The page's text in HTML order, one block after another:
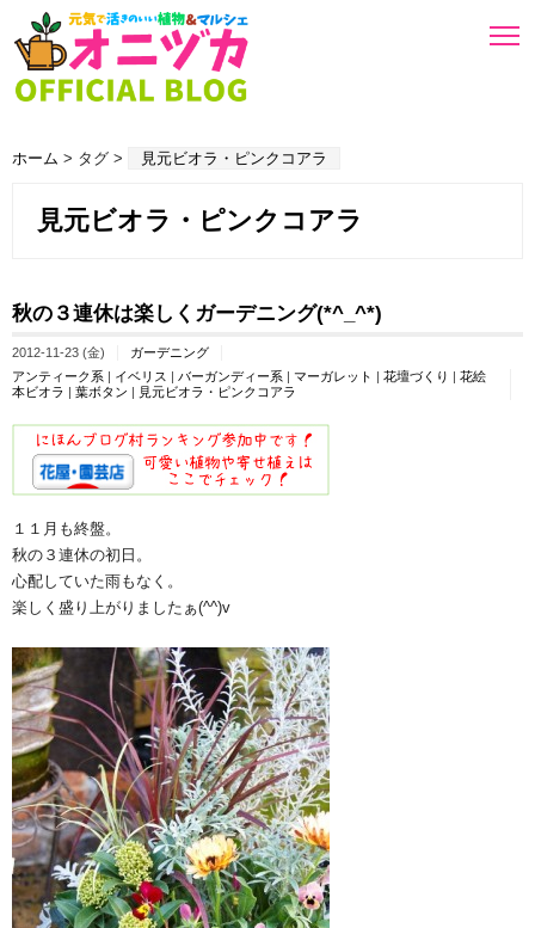
ホーム > タグ > 見元ビオラ・ピンクコアラ
見元ビオラ・ピンクコアラ
秋の３連休は楽しくガーデニング(*^_^*)
2012-11-23 (金)
ガーデニング
アンティーク系 | イベリス | バーガンディー系 | マーガレット | 花壇づくり | 花絵
本ビオラ | 葉ボタン | 見元ビオラ・ピンクコアラ
１１月も終盤。
秋の３連休の初日。
心配していた雨もなく。
楽しく盛り上がりましたぁ(^^)v